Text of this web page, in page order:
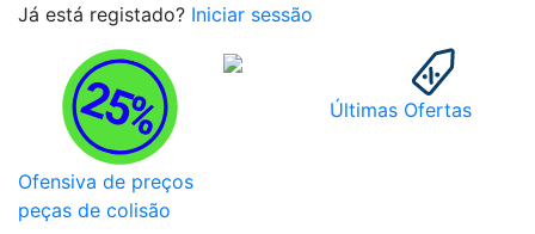
Já está registado? Iniciar sessão
Ofensiva de preços
peças de colisão
Últimas Ofertas